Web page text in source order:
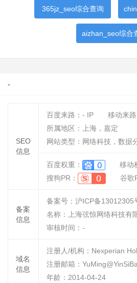
365jz_seo综合查询
aizhan_seo综合
-
SEO
信息
百度来路： - IP 移动来路
所属地区：上海，嘉定
网站类型：网络科技，数据
百度权重：
移动
搜狗PR：
谷歌
备案
信息
备案号：沪ICP备13012305
名称：
上海弦惊网络科技有
审核时间： -
域名
信息
注册人/机构：Nexperian
注册邮箱：
年龄：2014-04-24